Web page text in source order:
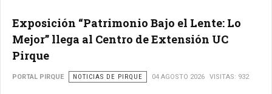
Exposición “Patrimonio Bajo el Lente: Lo
Mejor” llega al Centro de Extensión UC
Pirque
PORTAL PIRQUE NOTICIAS DE PIRQUE 04 AGOSTO 2026 VISITAS: 932